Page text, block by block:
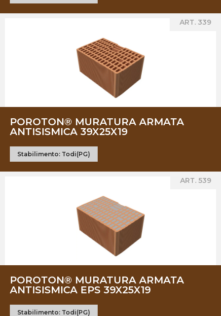
ART. 339
POROTON® MURATURA ARMATA
ANTISISMICA 39X25X19
Stabilimento: Todi(PG)
ART. 539
POROTON® MURATURA ARMATA
ANTISISMICA EPS 39X25X19
Stabilimento: Todi(PG)